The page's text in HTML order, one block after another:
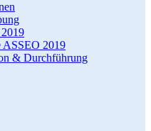
ASSEO 2019
& Durchführung